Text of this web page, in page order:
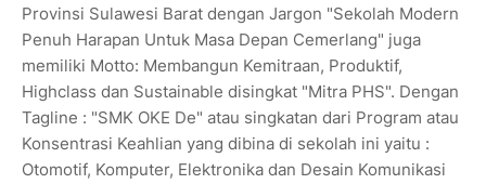
Provinsi Sulawesi Barat dengan Jargon "Sekolah Modern
Penuh Harapan Untuk Masa Depan Cemerlang" juga
memiliki Motto: Membangun Kemitraan, Produktif,
Highclass dan Sustainable disingkat "Mitra PHS". Dengan
Tagline : "SMK OKE De" atau singkatan dari Program atau
Konsentrasi Keahlian yang dibina di sekolah ini yaitu :
Otomotif, Komputer, Elektronika dan Desain Komunikasi